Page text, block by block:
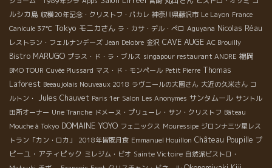
ルシカ島 収穫20年記念・クリストフ・パカレ 神奈川県藤沢市 Le Layon France
Canicule 37℃ Tokyo モニカさん ラ・カサ・デル・ぺロ Aguyana Nicolas Réau
レストラン・フェルナンデーズ Jean Delobre 金沢 CAVE AUGE AC Brouilly
Bistro MARUGO プラス・ド・ラ・ブルス singapour restaurant ANDRE 福岡
BMO TOUR Cuvée Plussard マス・ド・モンペール Petit Pierre Thomas
Laforest Beeaujolais Nouveaux 2018 ラヴニールの大園さん 大近の久米さん コ
ルトン・
Jules Chauvet Paris 1er Salon Les Anonymes サンタムール サントル
田所オーナー Une Tranche ドメーヌ・プリューレ・サン・クリストフ Bâteau
Mouche à Tokyo DOMAINE YOYO フェニックス Mouressipe ジロンナ三ツ星レス
トラン「カン・ロカ」
2018年皆既月食 Emmanuel Houillon Château Poupille プ
ピーユ・アティピック ミレジム・ビオ Sainte Victoire 自然派ビストロ・